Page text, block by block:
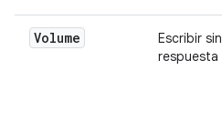
Volume
Escribir sin
respuesta